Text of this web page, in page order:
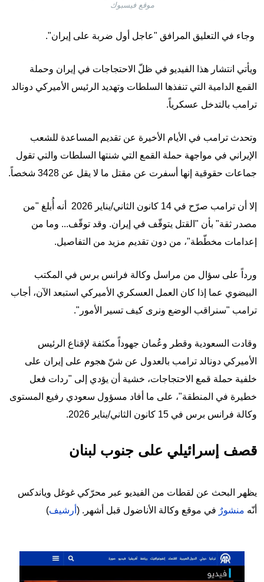
موقع فيسبوك
وجاء في التعليق المرافق "عاجل أول ضربة على إيران".
ويأتي انتشار هذا الفيديو في ظلّ الاحتجاجات في إيران وحملة
القمع الدامية التي تنفذها السلطات وتهديد الرئيس الأميركي دونالد
ترامب بالتدخل عسكرياً.
وتحدث ترامب في الأيام الأخيرة عن تقديم المساعدة للشعب
الإيراني في مواجهة حملة القمع التي شنتها السلطات والتي تقول
جماعات حقوقية إنها أسفرت عن مقتل ما لا يقل عن 3428 شخصاً.
إلا أن ترامب صرّح في 14 كانون الثاني/يناير 2026 أنه أُبلغ "من
مصدر ثقة" بأن "القتل يتوقّف في إيران. وقد توقّف... وما من
إعدامات مخطّطة"، من دون تقديم مزيد من التفاصيل.
ورداً على سؤال من مراسل وكالة فرانس برس في المكتب
البيضوي عما إذا كان العمل العسكري الأميركي استبعد الآن، أجاب
ترامب "سنراقب الوضع ونرى كيف تسير الأمور".
وقادت السعودية وقطر وعُمان جهوداً مكثفة لإقناع الرئيس
الأميركي دونالد ترامب بالعدول عن شنّ هجوم على إيران على
خلفية حملة قمع الاحتجاجات، خشية أن يؤدي إلى "ردات فعل
خطيرة في المنطقة"، على ما أفاد مسؤول سعودي رفيع المستوى
وكالة فرانس برس في 15 كانون الثاني/يناير 2026.
قصف إسرائيلي على جنوب لبنان
يظهر البحث عن لقطات من الفيديو عبر محرّكي غوغل وياندكس
أنّه منشورٌ في موقع وكالة الأناضول قبل أشهر. ( أرشيف)
Image